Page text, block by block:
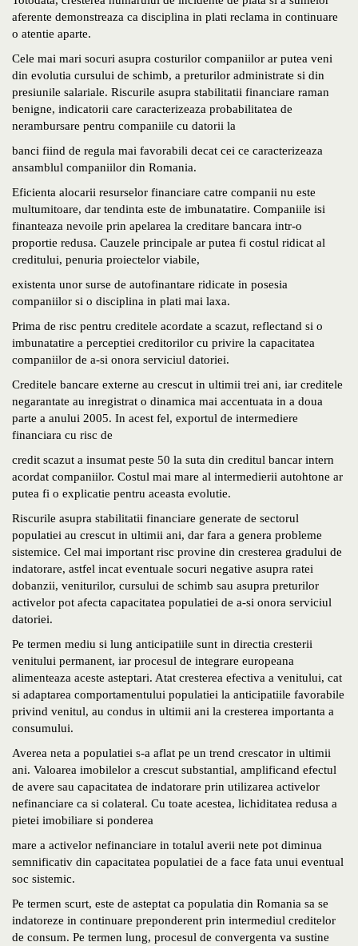
aferente demonstreaza ca disciplina in plati reclama in continuare
o atentie aparte.
Cele mai mari socuri asupra costurilor companiilor ar putea veni
din evolutia cursului de schimb, a preturilor administrate si din
presiunile salariale. Riscurile asupra stabilitatii financiare raman
benigne, indicatorii care caracterizeaza probabilitatea de
nerambursare pentru companiile cu datorii la
banci fiind de regula mai favorabili decat cei ce caracterizeaza
ansamblul companiilor din Romania.
Eficienta alocarii resurselor financiare catre companii nu este
multumitoare, dar tendinta este de imbunatatire. Companiile isi
finanteaza nevoile prin apelarea la creditare bancara intr-o
proportie redusa. Cauzele principale ar putea fi costul ridicat al
creditului, penuria proiectelor viabile,
existenta unor surse de autofinantare ridicate in posesia
companiilor si o disciplina in plati mai laxa.
Prima de risc pentru creditele acordate a scazut, reflectand si o
imbunatatire a perceptiei creditorilor cu privire la capacitatea
companiilor de a-si onora serviciul datoriei.
Creditele bancare externe au crescut in ultimii trei ani, iar creditele
negarantate au inregistrat o dinamica mai accentuata in a doua
parte a anului 2005. In acest fel, exportul de intermediere
financiara cu risc de
credit scazut a insumat peste 50 la suta din creditul bancar intern
acordat companiilor. Costul mai mare al intermedierii autohtone ar
putea fi o explicatie pentru aceasta evolutie.
Riscurile asupra stabilitatii financiare generate de sectorul
populatiei au crescut in ultimii ani, dar fara a genera probleme
sistemice. Cel mai important risc provine din cresterea gradului de
indatorare, astfel incat eventuale socuri negative asupra ratei
dobanzii, veniturilor, cursului de schimb sau asupra preturilor
activelor pot afecta capacitatea populatiei de a-si onora serviciul
datoriei.
Pe termen mediu si lung anticipatiile sunt in directia cresterii
venitului permanent, iar procesul de integrare europeana
alimenteaza aceste asteptari. Atat cresterea efectiva a venitului, cat
si adaptarea comportamentului populatiei la anticipatiile favorabile
privind venitul, au condus in ultimii ani la cresterea importanta a
consumului.
Averea neta a populatiei s-a aflat pe un trend crescator in ultimii
ani. Valoarea imobilelor a crescut substantial, amplificand efectul
de avere sau capacitatea de indatorare prin utilizarea activelor
nefinanciare ca si colateral. Cu toate acestea, lichiditatea redusa a
pietei imobiliare si ponderea
mare a activelor nefinanciare in totalul averii nete pot diminua
semnificativ din capacitatea populatiei de a face fata unui eventual
soc sistemic.
Pe termen scurt, este de asteptat ca populatia din Romania sa se
indatoreze in continuare preponderent prin intermediul creditelor
de consum. Pe termen lung, procesul de convergenta va sustine